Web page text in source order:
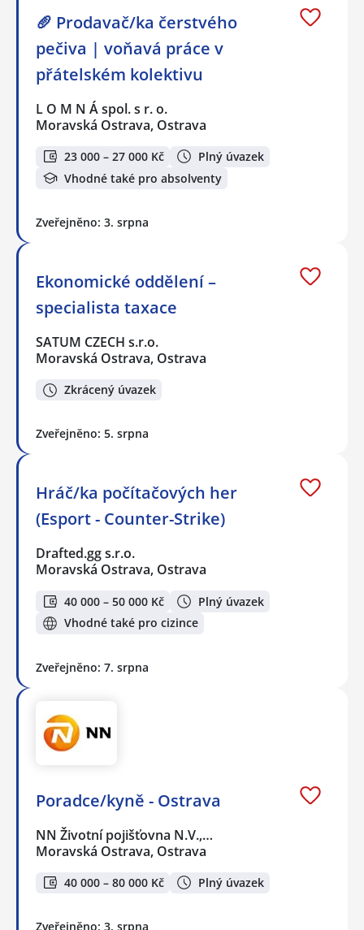
🥖 Prodavač/ka čerstvého
pečiva | voňavá práce v
přátelském kolektivu
L O M N Á spol. s r. o.
Moravská Ostrava, Ostrava
23 000 – 27 000 Kč
Plný úvazek
Vhodné také pro absolventy
Zveřejněno: 3. srpna
Ekonomické oddělení –
specialista taxace
SATUM CZECH s.r.o.
Moravská Ostrava, Ostrava
Zkrácený úvazek
Zveřejněno: 5. srpna
Hráč/ka počítačových her
(Esport - Counter-Strike)
Drafted.gg s.r.o.
Moravská Ostrava, Ostrava
40 000 – 50 000 Kč
Plný úvazek
Vhodné také pro cizince
Zveřejněno: 7. srpna
Poradce/kyně - Ostrava
NN Životní pojišťovna N.V.,…
Moravská Ostrava, Ostrava
40 000 – 80 000 Kč Plný úvazek
Zveřejněno: 3. srpna